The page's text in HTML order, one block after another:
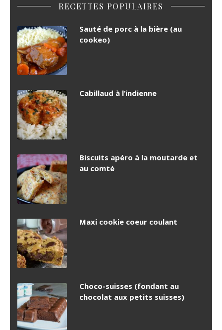
RECETTES POPULAIRES
Sauté de porc à la bière (au
cookeo)
Cabillaud à l’indienne
Biscuits apéro à la moutarde et
au comté
Maxi cookie coeur coulant
Choco-suisses (fondant au
chocolat aux petits suisses)